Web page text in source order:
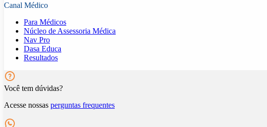
Canal Médico
Para Médicos
Núcleo de Assessoria Médica
Nav Pro
Dasa Educa
Resultados
Você tem dúvidas?
Acesse nossas perguntas frequentes